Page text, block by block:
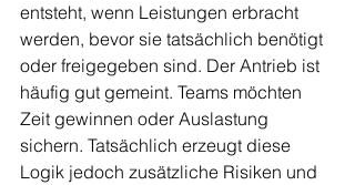
entsteht, wenn Leistungen erbracht
werden, bevor sie tatsächlich benötigt
oder freigegeben sind. Der Antrieb ist
häufig gut gemeint. Teams möchten
Zeit gewinnen oder Auslastung
sichern. Tatsächlich erzeugt diese
Logik jedoch zusätzliche Risiken und